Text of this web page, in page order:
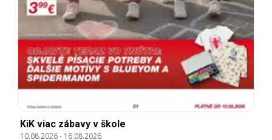
KiK viac zábavy v škole
10.08.2026- 16.08.2026